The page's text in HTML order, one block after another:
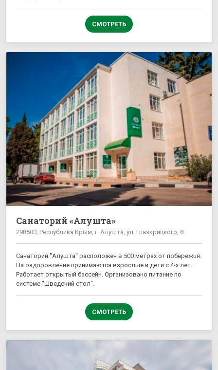
СМОТРЕТЬ
Санаторий «Алушта»
298500, Республика Крым, г. Алушта, ул. Глазкрицкого, 8
Санаторий "Алушта" расположен в 500 метрах от побережья.
На оздоровление принимаются взрослые и дети с 4-х лет.
Работает открытый бассейн. Организовано питание по
системе "Шведский стол".
СМОТРЕТЬ